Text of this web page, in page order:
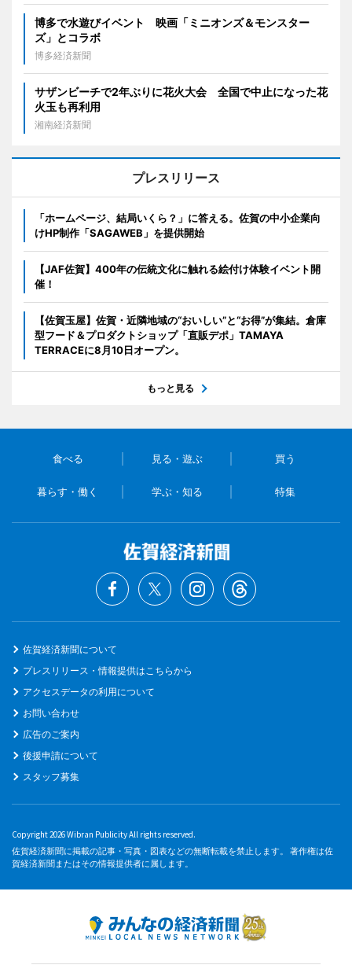
博多で水遊びイベント 映画「ミニオンズ＆モンスター
ズ」とコラボ
博多経済新聞
サザンビーチで2年ぶりに花火大会 全国で中止になった花
火玉も再利用
湘南経済新聞
プレスリリース
「ホームページ、結局いくら？」に答える。佐賀の中小企業向
けHP制作「SAGAWEB」を提供開始
【JAF佐賀】400年の伝統文化に触れる絵付け体験イベント開
催！
【佐賀玉屋】佐賀・近隣地域の“おいしい”と“お得”が集結。倉庫
型フード＆プロダクトショップ「直販デポ」TAMAYA
TERRACEに8月10日オープン。
もっと見る
食べる 見る・遊ぶ 買う
暮らす・働く 学ぶ・知る 特集
佐賀経済新聞について
プレスリリース・情報提供はこちらから
アクセスデータの利用について
お問い合わせ
広告のご案内
後援申請について
スタッフ募集
Copyright 2026 Wibran Publicity All rights reserved.
佐賀経済新聞に掲載の記事・写真・図表などの無断転載を禁止します。 著作権は佐
賀経済新聞またはその情報提供者に属します。